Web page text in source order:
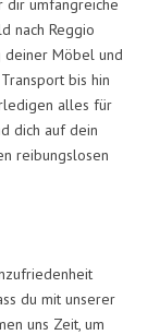
dir umfangreiche
nach Reggio
deiner Möbel und
bis hin
alles für
dich auf dein
reibungslosen
du mit unserer
uns Zeit, um